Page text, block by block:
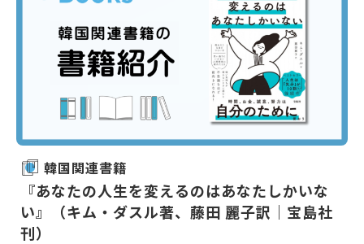
韓国関連書籍
『あなたの人生を変えるのはあなたしかいな
い』（キム・ダスル著、藤田 麗子訳｜宝島社
刊）